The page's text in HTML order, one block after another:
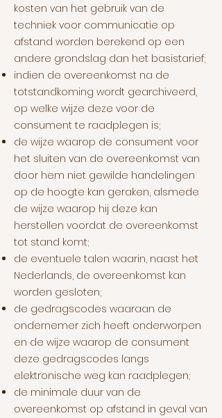
kosten van het gebruik van de
techniek voor communicatie op
afstand worden berekend op een
andere grondslag dan het basistarief;
indien de overeenkomst na de
totstandkoming wordt gearchiveerd,
op welke wijze deze voor de
consument te raadplegen is;
de wijze waarop de consument voor
het sluiten van de overeenkomst van
door hem niet gewilde handelingen
op de hoogte kan geraken, alsmede
de wijze waarop hij deze kan
herstellen voordat de overeenkomst
tot stand komt;
de eventuele talen waarin, naast het
Nederlands, de overeenkomst kan
worden gesloten;
de gedragscodes waaraan de
ondernemer zich heeft onderworpen
en de wijze waarop de consument
deze gedragscodes langs
elektronische weg kan raadplegen;
de minimale duur van de
overeenkomst op afstand in geval van